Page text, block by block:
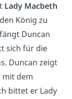
Lady Macbeth
König zu
Duncan
sich für die
Duncan zeigt
mit dem
bittet er Lady